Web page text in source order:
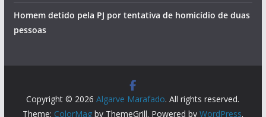
Homem detido pela PJ por tentativa de homicídio de duas
pessoas
Copyright © 2026Algarve Marafado. All rights reserved.
Theme: ColorMagby ThemeGrill. Powered by WordPress.